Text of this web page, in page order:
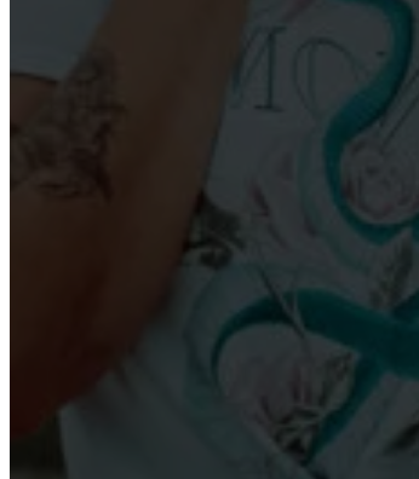
En tidlig julegave fra Byhistorisk arkiv
Stor interesse for at opleve byens
Pigen fra Vestkysten rammer din
Byrådet får begrænset tilbud om